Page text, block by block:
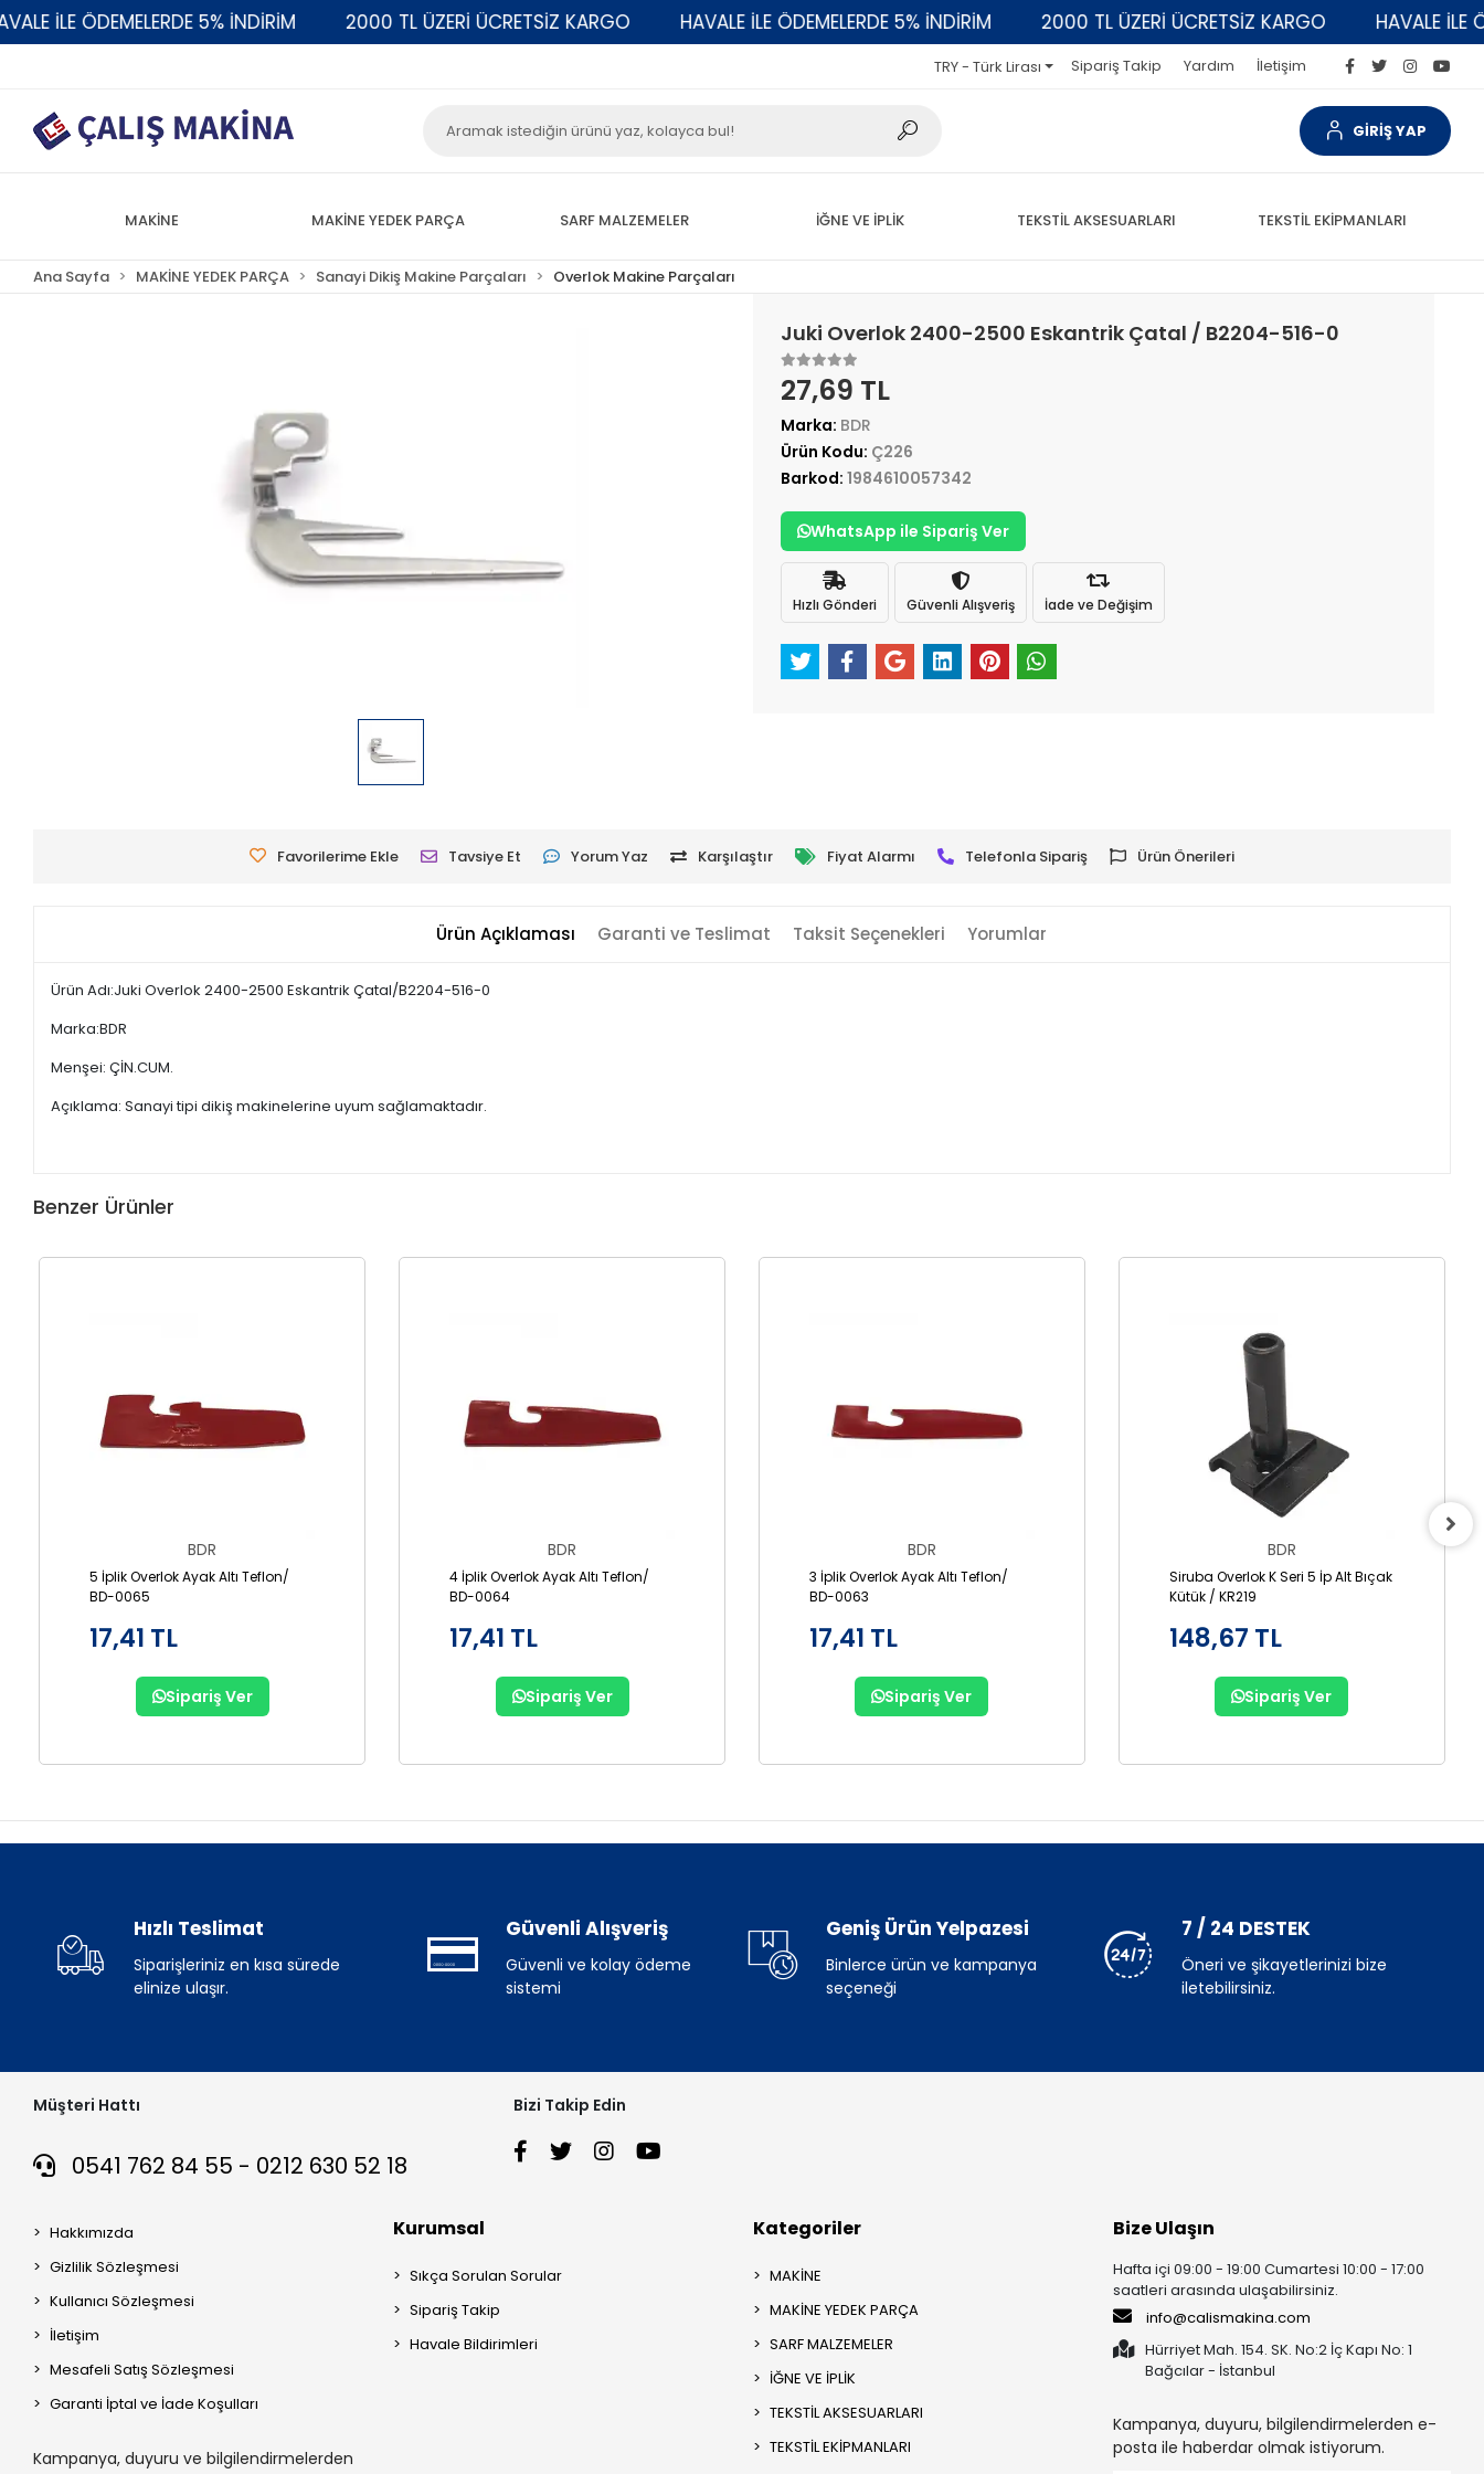
İLE ÖDEMELERDE 5% İNDİRİM 2000 TL ÜZERİ ÜCRETSİZ KARGO HAVALE İLE ÖDEMELERDE 5% İNDİRİM 2000 TL ÜZERİ ÜCRETSİZ KARGO HAVALE İLE
TRY - Türk Lirası Sipariş Takip Yardım İletişim
GİRİŞ YAP
MAKİNE MAKİNE YEDEK PARÇA SARF MALZEMELER İĞNE VE İPLİK TEKSTİL AKSESUARLARI TEKSTİL EKİPMANLARI
Ana Sayfa MAKİNE YEDEK PARÇA Sanayi Dikiş Makine Parçaları Overlok Makine Parçaları
Juki Overlok 2400-2500 Eskantrik Çatal / B2204-516-0
27,69 TL
Marka: BDR
Ürün Kodu: Ç226
Barkod: 1984610057342
WhatsApp ile Sipariş Ver
Hızlı Gönderi Güvenli Alışveriş İade ve Değişim
Favorilerime Ekle Tavsiye Et Yorum Yaz Karşılaştır Fiyat Alarmı Telefonla Sipariş Ürün Önerileri
Ürün Açıklaması Garanti ve Teslimat Taksit Seçenekleri Yorumlar
Ürün Adı:Juki Overlok 2400-2500 Eskantrik Çatal/B2204-516-0
Marka:BDR
Menşei: ÇİN.CUM.
Açıklama: Sanayi tipi dikiş makinelerine uyum sağlamaktadır.
Benzer Ürünler
BDR
5 İplik Overlok Ayak Altı Teflon/
BD-0065
17,41 TL
Sipariş Ver
BDR
4 İplik Overlok Ayak Altı Teflon/
BD-0064
17,41 TL
Sipariş Ver
BDR
3 İplik Overlok Ayak Altı Teflon/
BD-0063
17,41 TL
Sipariş Ver
BDR
Siruba Overlok K Seri 5 İp Alt Bıçak
Kütük / KR219
148,67 TL
Sipariş Ver
Hızlı Teslimat
Siparişleriniz en kısa sürede
elinize ulaşır.
Güvenli Alışveriş
Güvenli ve kolay ödeme
sistemi
Geniş Ürün Yelpazesi
Binlerce ürün ve kampanya
seçeneği
7 / 24 DESTEK
Öneri ve şikayetlerinizi bize
iletebilirsiniz.
Müşteri Hattı
0541 762 84 55 - 0212 630 52 18
Bizi Takip Edin
Hakkımızda
Gizlilik Sözleşmesi
Kullanıcı Sözleşmesi
İletişim
Mesafeli Satış Sözleşmesi
Garanti İptal ve İade Koşulları
Kampanya, duyuru ve bilgilendirmelerden
Kurumsal
Sıkça Sorulan Sorular
Sipariş Takip
Havale Bildirimleri
Kategoriler
MAKİNE
MAKİNE YEDEK PARÇA
SARF MALZEMELER
İĞNE VE İPLİK
TEKSTİL AKSESUARLARI
TEKSTİL EKİPMANLARI
Bize Ulaşın
Hafta içi 09:00 - 19:00 Cumartesi 10:00 - 17:00
saatleri arasında ulaşabilirsiniz.
info@calismakina.com
Hürriyet Mah. 154. SK. No:2 İç Kapı No: 1
Bağcılar - İstanbul
Kampanya, duyuru, bilgilendirmelerden e-
posta ile haberdar olmak istiyorum.